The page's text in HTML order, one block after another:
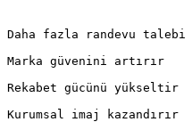
Daha fazla randevu
Marka güvenini artırır
Rekabet gücünü yükseltir
Kurumsal imaj kazandırır